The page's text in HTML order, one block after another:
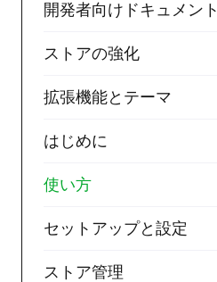
開発者向けドキュメント
ストアの強化
拡張機能とテーマ
はじめに
使い方
セットアップと設定
ストア管理